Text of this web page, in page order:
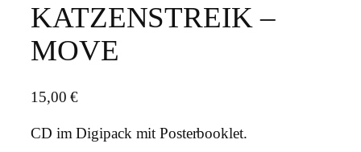
KATZENSTREIK –
MOVE
15,00€
CD im Digipack mit Posterbooklet.